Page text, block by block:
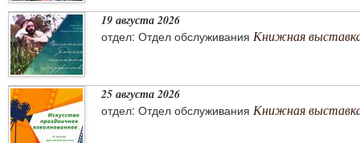
19 августа 2026
отдел: Отдел обслуживания Книжная
25 августа 2026
отдел: Отдел обслуживания Книжная